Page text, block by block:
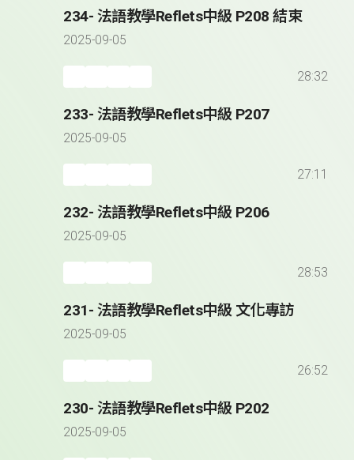
234- 法語教學Reflets中級 P208 結束
2025-09-05
28:32
233- 法語教學Reflets中級 P207
2025-09-05
27:11
232- 法語教學Reflets中級 P206
2025-09-05
28:53
231- 法語教學Reflets中級 文化專訪
2025-09-05
26:52
230- 法語教學Reflets中級 P202
2025-09-05